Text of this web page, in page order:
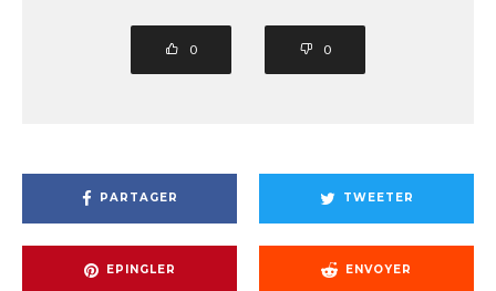
0 0
PARTAGER TWEETER
EPINGLER ENVOYER